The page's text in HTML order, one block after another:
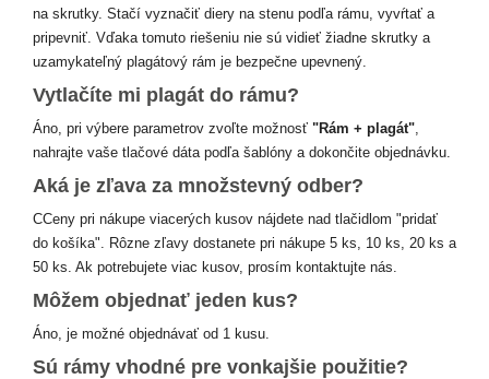
na skrutky. Stačí vyznačiť diery na stenu podľa rámu, vyvŕtať a
pripevniť. Vďaka tomuto riešeniu nie sú vidieť žiadne skrutky a
uzamykateľný plagátový rám je bezpečne upevnený.
Vytlačíte mi plagát do rámu?
Áno, pri výbere parametrov zvoľte možnosť "Rám + plagát"
nahrajte vaše tlačové dáta podľa šablóny a dokončite objednávku.
Aká je zľava za množstevný odber?
CCeny pri nákupe viacerých kusov nájdete nad tlačidlom "pridať
do košíka". Rôzne zľavy dostanete pri nákupe 5 ks, 10 ks, 20 ks a
50 ks. Ak potrebujete viac kusov, prosím kontaktujte nás.
Môžem objednať jeden kus?
Áno, je možné objednávať od 1 kusu.
Sú rámy vhodné pre vonkajšie použitie?